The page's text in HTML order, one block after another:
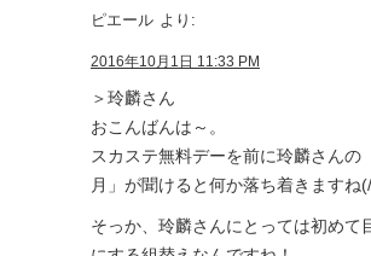
ピエール より:
2016年10月1日 11:33 PM
＞玲麟さん
おこんばんは～。
スカステ無料デーを前に玲麟さんの
月」が聞けると何か落ち着きますね
そっか、玲麟さんにとっては初めて